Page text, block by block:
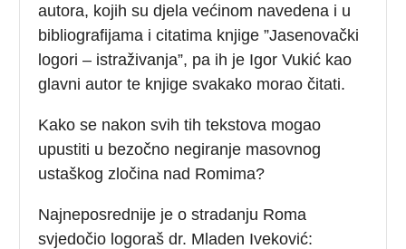
autora, kojih su djela većinom navedena i u
bibliografijama i citatima knjige ”Jasenovački
logori – istraživanja”, pa ih je Igor Vukić kao
glavni autor te knjige svakako morao čitati.
Kako se nakon svih tih tekstova mogao
upustiti u bezočno negiranje masovnog
ustaškog zločina nad Romima?
Najneposrednije je o stradanju Roma
svjedočio logoraš dr. Mladen Iveković: